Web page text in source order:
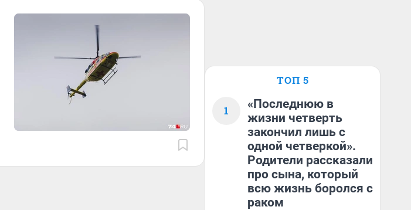
ТОП 5
1
«Последнюю в
жизни четверть
закончил лишь с
одной четверкой».
Родители рассказали
про сына, который
всю жизнь боролся с
раком